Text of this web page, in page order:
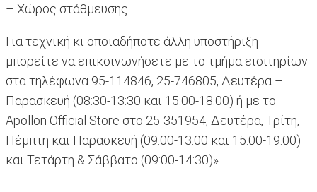
– Χώρος στάθμευσης
Για τεχνική κι οποιαδήποτε άλλη υποστήριξη
μπορείτε να επικοινωνήσετε με το τμήμα εισιτηρίων
στα τηλέφωνα 95-114846, 25-746805, Δευτέρα –
Παρασκευή (08:30-13:30 και 15:00-18:00) ή με το
Apollon Official Store στο 25-351954, Δευτέρα, Τρίτη,
Πέμπτη και Παρασκευή (09:00-13:00 και 15:00-19:00)
και Τετάρτη & Σάββατο (09:00-14:30)».